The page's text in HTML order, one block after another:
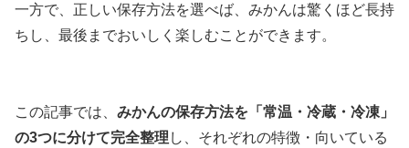
一方で、正しい保存方法を選べば、みかんは驚くほど長持
ちし、最後までおいしく楽しむことができます。
この記事では、 みかんの保存方法を「常温・冷蔵・冷凍」
の3つに分けて完全整理 し、それぞれの特徴・向いている